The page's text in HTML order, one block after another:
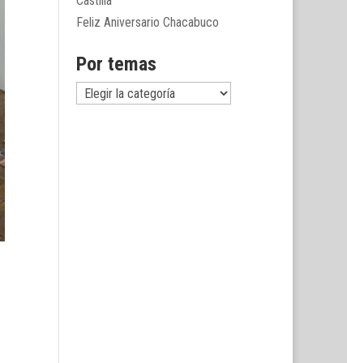
Feliz Aniversario Chacabuco
Por temas
Por
temas